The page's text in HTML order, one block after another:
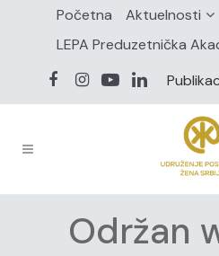
Početna Aktuelnosti
LEPA Preduzetnička
Održan